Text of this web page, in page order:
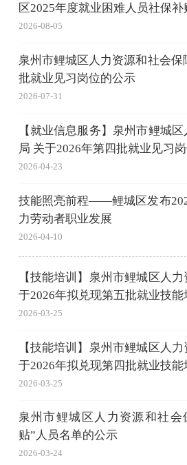
区2025年度就业困难人员社保
2026-08-05
泉州市鲤城区人力资源和社会保
批就业见习岗位的公示
2026-07-31
【就业信息服务】泉州市鲤城
局 关于2026年第四批就业见习
2026-04-23
技能照亮前程——鲤城区发布
力劳动者职业发展
2026-04-10
【技能培训】泉州市鲤城区人
于2026年拟兑现第五批就业技
2026-03-25
【技能培训】泉州市鲤城区人
于2026年拟兑现第四批就业技
2026-03-25
泉州市鲤城区人力资源和社会
贴”人员名单的公示
2026-03-24